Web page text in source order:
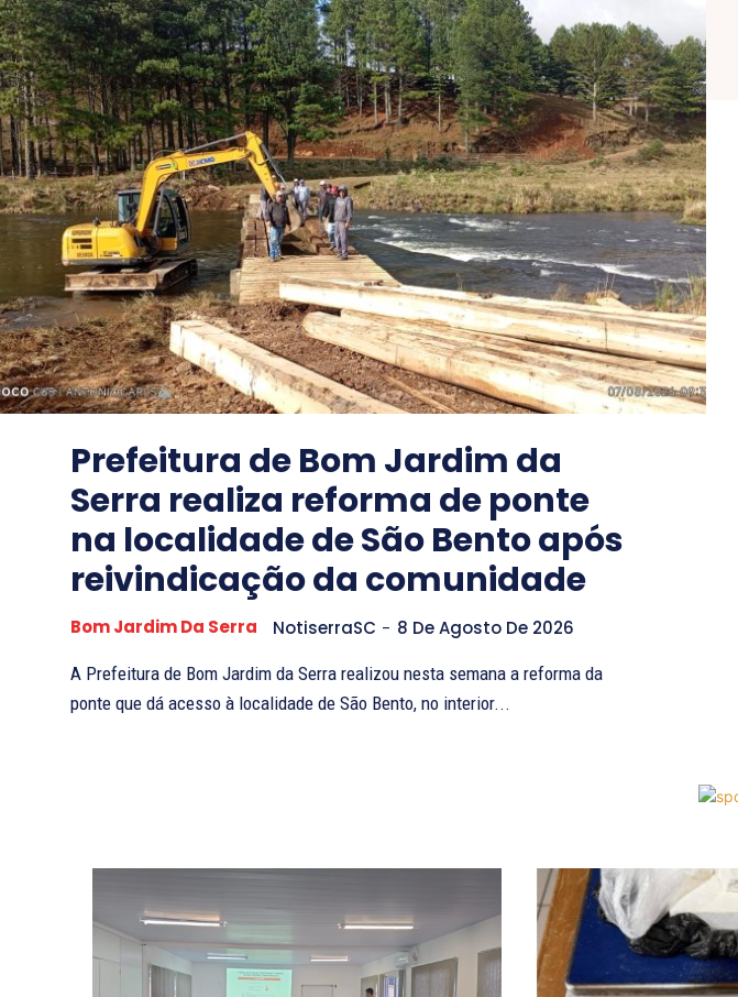
Prefeitura de Bom Jardim da
Serra realiza reforma de ponte
na localidade de São Bento após
reivindicação da comunidade
Bom Jardim Da Serra NotiserraSC - 8 De Agosto De 2026
A Prefeitura de Bom Jardim da Serra realizou nesta semana a reforma da
ponte que dá acesso à localidade de São Bento, no interior...